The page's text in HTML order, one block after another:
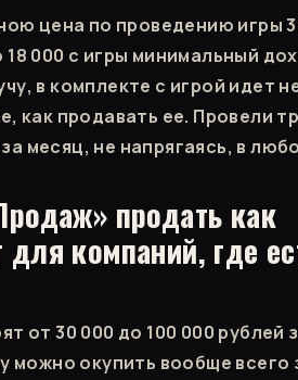
цена по проведению игры
000 с игры минимальный
в комплекте с игрой идет
как продавать ее. Провели
месяц, не напрягаясь, в
продать как
для компаний, где
от 30 000 до 100 000 рублей
окупить вообще всего